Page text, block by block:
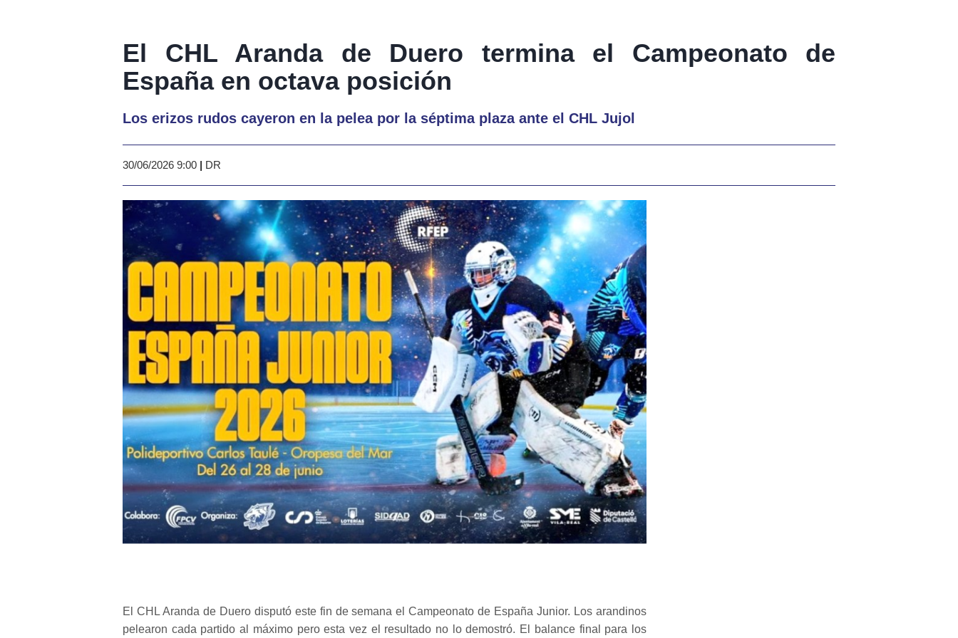
El CHL Aranda de Duero termina el Campeonato de
España en octava posición
Los erizos rudos cayeron en la pelea por la séptima plaza ante el CHL Jujol
30/06/2026 9:00 | DR
El CHL Aranda de Duero disputó este fin de semana el Campeonato de España Junior. Los arandinos
pelearon cada partido al máximo pero esta vez el resultado no lo demostró. El balance final para los